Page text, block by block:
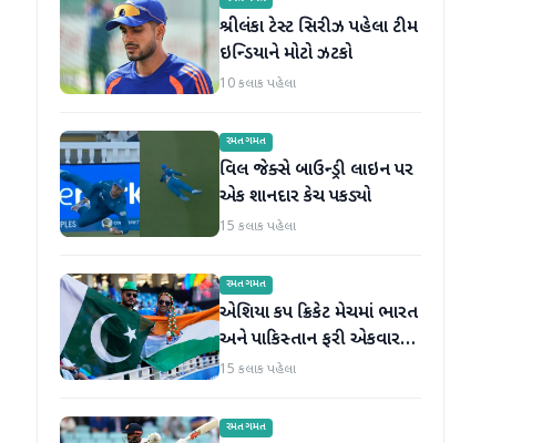
શ્રીલંકા ટેસ્ટ સિરીઝ પહેલા ટીમ
ઇન્ડિયાને મોટો ઝટકો
10 કલાક પહેલા
રમતગમત
વિલ જેક્સે બાઉન્ડ્રી લાઇન પર
એક શાનદાર કેચ પકડ્યો
15 કલાક પહેલા
રમતગમત
એશિયા કપ ક્રિકેટ મેચમાં ભારત
અને પાકિસ્તાન ફરી એકવાર
આમને-સામને થશે
15 કલાક પહેલા
રમતગમત